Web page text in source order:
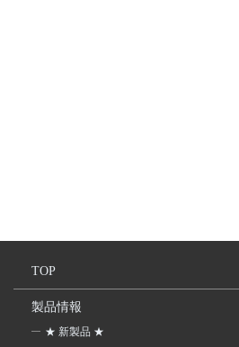
TOP
製品情報
★ 新製品 ★